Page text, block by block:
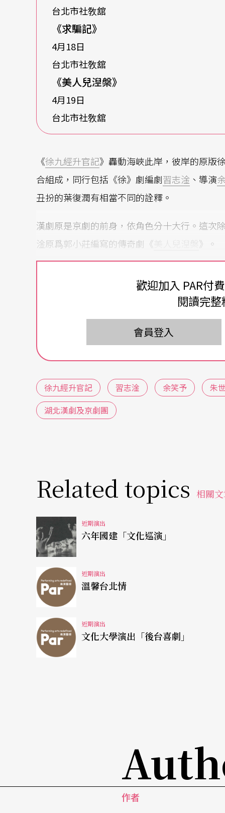
台北市社敎舘
《求騙記》
4月18日
台北市社敎舘
《美人兒湼槃》
4月19日
台北市社敎舘
《徐九經升官記》轟動海峽此岸，彼岸的原版
合組成，同行包括《徐》劇編劇習志淦 、導演
丑扮的葉復潤有相當不同的詮釋。
漢劇原是京劇的前身，依角色分十大行。這次
淦原爲郭小莊編寫的傳奇劇《
》。
歡迎加入 PAR付
閱讀完
會員登入
徐九經升官記 習志淦 余笑予
朱
湖北漢劇及京劇團
Related topics 相關
近期演出
六年國建「文化巡演」
近期演出
溫馨台北情
近期演出
文化大學演出「後台喜劇」
作者